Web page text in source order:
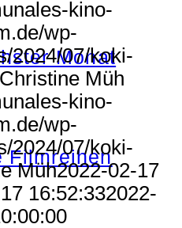
Monat
Filmreihen
kino-
wp-
2024/07/koki-
Christine Müh
kino-
wp-
2024/07/koki-
Müh2022-02-17
16:52:332022-